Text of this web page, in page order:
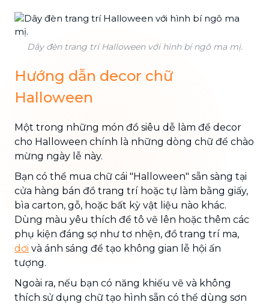
Dây đèn trang trí Halloween với hình bí ngô ma mị.
Hướng dẫn decor chữ
Halloween
Một trong những món đồ siêu dễ làm để decor
cho Halloween chính là những dòng chữ để chào
mừng ngày lễ này.
Bạn có thể mua chữ cái "Halloween" sẵn sàng tại
cửa hàng bán đồ trang trí hoặc tự làm bằng giấy,
bìa carton, gỗ, hoặc bất kỳ vật liệu nào khác.
Dùng màu yêu thích để tô vẽ lên hoặc thêm các
phụ kiện đáng sợ như tơ nhện, đồ trang trí ma,
dơi và ánh sáng để tạo không gian lễ hội ấn
tượng.
Ngoài ra, nếu bạn có năng khiếu vẽ và không
thích sử dụng chữ tạo hình sẵn có thể dùng sơn